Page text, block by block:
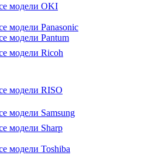
модели OKI
модели Panasonic
модели Pantum
модели Ricoh
модели RISO
модели Samsung
модели Sharp
модели Toshiba